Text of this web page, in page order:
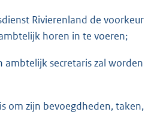
Rivierenland de voorkeur
horen in te voeren;
ambtelijk secretaris zal worden
om zijn bevoegdheden, taken,